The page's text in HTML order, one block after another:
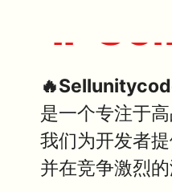
🔥
是一个专注于
我们为开发者
并在竞争激烈